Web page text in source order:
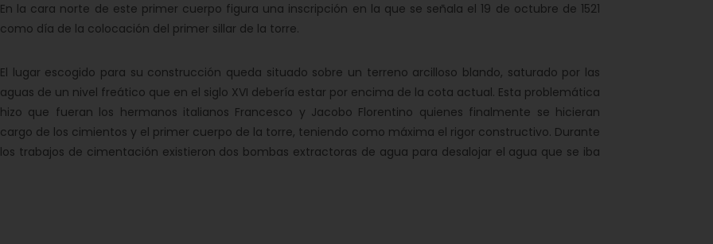
En la cara norte de este primer cuerpo figura una inscripción en la que se señala el 19 de octubre de 1521
como día de la colocación del primer sillar de la torre.
El lugar escogido para su construcción queda situado sobre un terreno arcilloso blando, saturado por las
aguas de un nivel freático que en el siglo XVI debería estar por encima de la cota actual. Esta problemática
hizo que fueran los hermanos italianos Francesco y Jacobo Florentino quienes finalmente se hicieran
cargo de los cimientos y el primer cuerpo de la torre, teniendo como máxima el rigor constructivo. Durante
los trabajos de cimentación existieron dos bombas extractoras de agua para desalojar el agua que se iba